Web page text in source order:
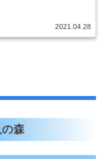
2021.04.28
の森